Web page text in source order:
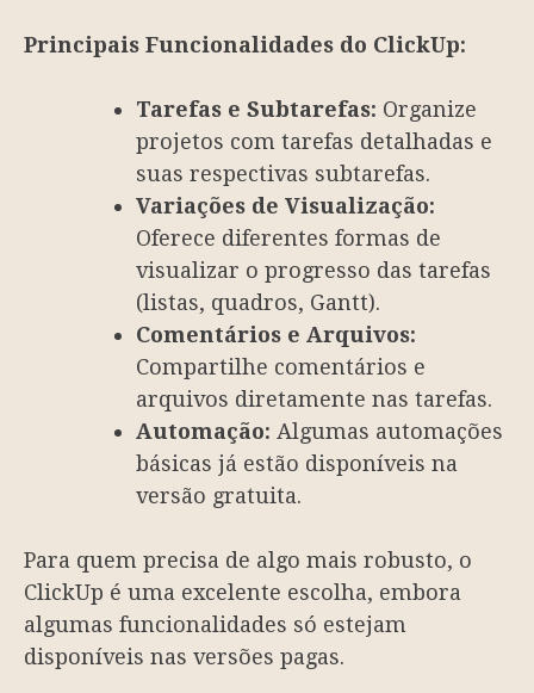
Principais Funcionalidades do ClickUp:
Tarefas e Subtarefas: Organize
projetos com tarefas detalhadas e
suas respectivas subtarefas.
Variações de Visualização:
Oferece diferentes formas de
visualizar o progresso das tarefas
(listas, quadros, Gantt).
Comentários e Arquivos:
Compartilhe comentários e
arquivos diretamente nas tarefas.
Automação: Algumas automações
básicas já estão disponíveis na
versão gratuita.
Para quem precisa de algo mais robusto, o
ClickUp é uma excelente escolha, embora
algumas funcionalidades só estejam
disponíveis nas versões pagas.